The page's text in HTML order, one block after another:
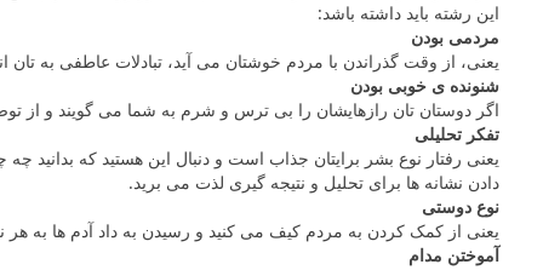
این رشته باید داشته باشد:
مردمی بودن
یعنی، از وقت گذراندن با مردم خوشتان می آید، تبادلات عاطفی به
شنونده ی خوبی بودن
اگر دوستان تان رازهایشان را بی ترس و شرم به شما می گویند و از
تفکر تحلیلی
یعنی رفتار نوع بشر برایتان جذاب است و دنبال این هستید که بدانید
دادن نشانه ها برای تحلیل و نتیجه گیری لذت می برید.
نوع دوستی
یعنی از کمک کردن به مردم کیف می کنید و رسیدن به داد آدم ها به
آموختن مدام